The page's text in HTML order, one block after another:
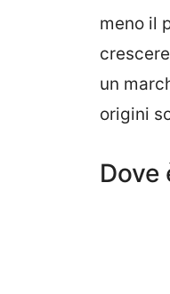
meno il
un
origini
Dove